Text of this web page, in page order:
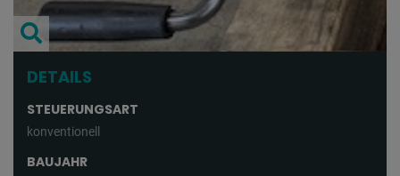
DETAILS
STEUERUNGSART
konventionell
BAUJAHR